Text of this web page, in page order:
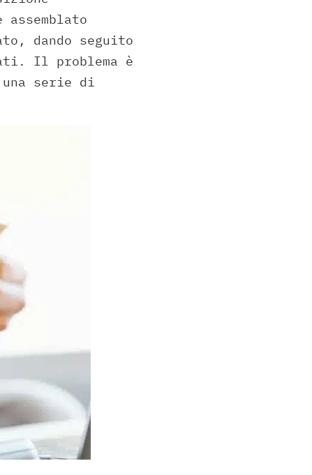
dando seguito
Il problema è
serie di